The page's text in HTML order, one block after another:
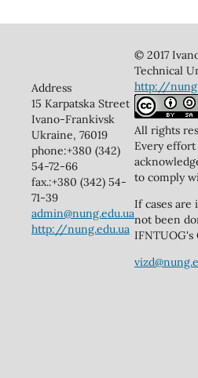
Address
15 Karpatska Street
Ivano-Frankivsk
Ukraine, 76019
phone:+380 (342)
54-72-66
fax.:+380 (342) 54-
71-39
admin@nung.edu.ua
http://nung.edu.ua
© 2017
Technical
http://
All rights
Every effort
to comply
If cases are
not been